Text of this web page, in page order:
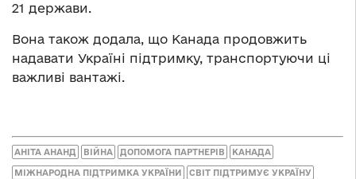
21 держави.
Вона також додала, що Канада продовжить
надавати Україні підтримку, транспортуючи ці
важливі вантажі.
АНІТА АНАНД ВІЙНА ДОПОМОГА ПАРТНЕРІВ КАНАДА
МІЖНАРОДНА ПІДТРИМКА УКРАЇНИ СВІТ ПІДТРИМУЄ УКРАЇНУ